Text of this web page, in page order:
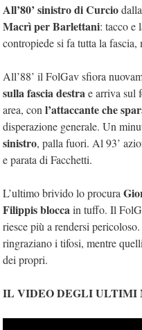
All’80’ sinistro di Curcio
Macrì per Barlettani: tacco e
contropiede si fa tutta la fascia,
All’88’ il FolGav sfiora
sulla fascia destrae arriva sul
area, con l’attaccante che
disperazione generale. Un
sinistro, palla fuori. Al 93’
e parata di Facchetti.
L’ultimo brivido lo procura
Filippis bloccain tuffo. Il
riesce più a rendersi pericoloso.
ringraziano i tifosi, mentre
dei propri.
IL VIDEO DEGLI ULTIMI